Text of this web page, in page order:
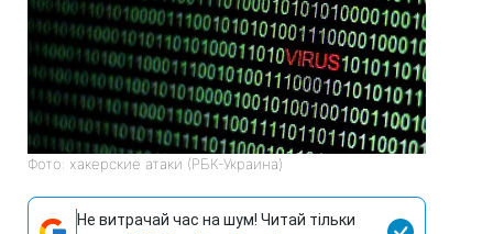
Фото: хакерские атаки (РБК-Украина)
Не витрачай час на шум! Читай тільки